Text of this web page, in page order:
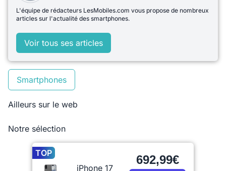
L'équipe de rédacteurs LesMobiles.com vous propose de nombreux
articles sur l'actualité des smartphones.
Voir tous ses articles
Smartphones
Ailleurs sur le web
Notre sélection
TOP
iPhone 17
692,99€